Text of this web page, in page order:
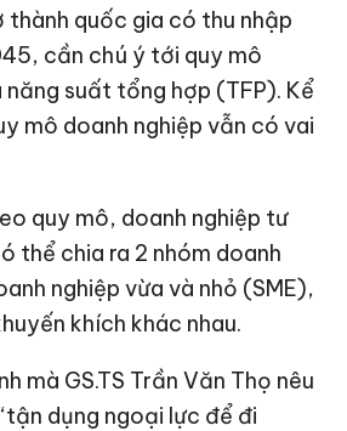
quốc gia có thu nhập
cần chú ý tới quy mô
năng suất tổng hợp (TFP). Kể
mô doanh nghiệp vẫn có vai
quy mô, doanh nghiệp tư
thể chia ra 2 nhóm doanh
nghiệp vừa và nhỏ (SME),
khích khác nhau.
mà GS.TS Trần Văn Thọ nêu
dụng ngoại lực để đi